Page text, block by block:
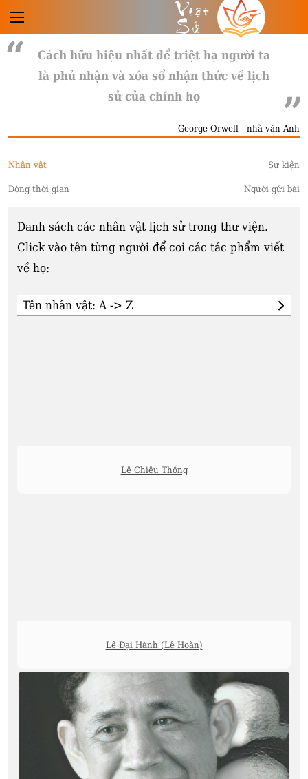
Việt
Sử
Cách hữu hiệu nhất để triệt hạ người ta
là phủ nhận và xóa sổ nhận thức về lịch
sử của chính họ
George Orwell - nhà văn Anh
Nhân vật Sự kiện
Dòng thời gian Người gửi bài
Danh sách các nhân vật lịch sử trong thư viện.
Click vào tên từng người để coi các tác phẩm viết
về họ:
Lê Chiêu Thống
Lê Đại Hành (Lê Hoàn)